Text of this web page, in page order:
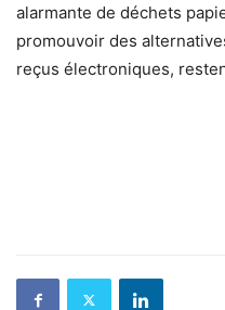
alarmante de déchets
promouvoir des
reçus électroniques,